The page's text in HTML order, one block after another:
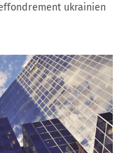
ukrainien